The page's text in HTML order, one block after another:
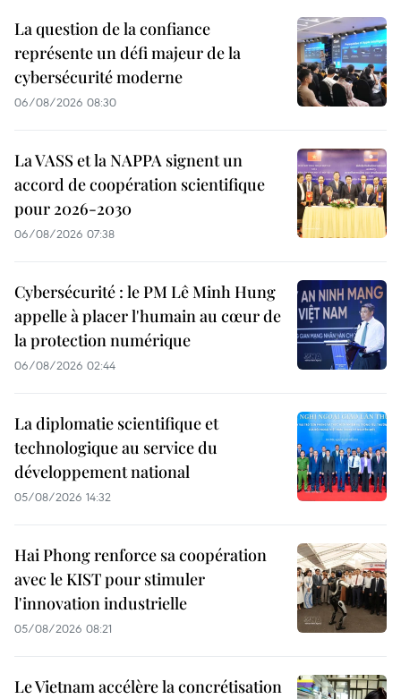
La question de la confiance
représente un défi majeur de la
cybersécurité moderne
06/08/2026 08:30
La VASS et la NAPPA signent un
accord de coopération scientifique
pour 2026-2030
06/08/2026 07:38
Cybersécurité : le PM Lê Minh Hung
appelle à placer l'humain au cœur de
la protection numérique
06/08/2026 02:44
La diplomatie scientifique et
technologique au service du
développement national
05/08/2026 14:32
Hai Phong renforce sa coopération
avec le KIST pour stimuler
l'innovation industrielle
05/08/2026 08:21
Le Vietnam accélère la concrétisation